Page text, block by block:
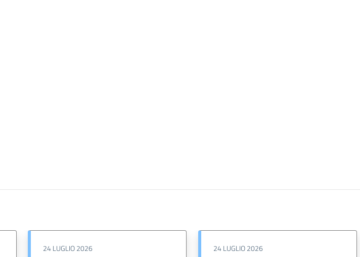
24 LUGLIO 2026 24 LUGLIO 2026